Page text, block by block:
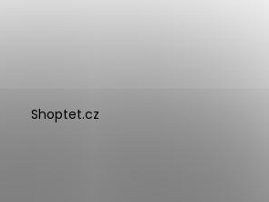
Shoptet.cz